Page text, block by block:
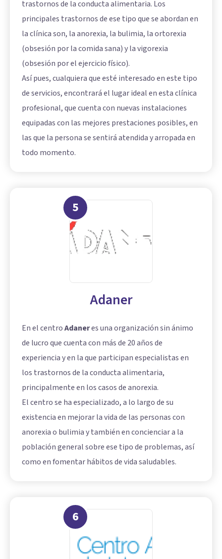
trastornos de la conducta alimentaria. Los
principales trastornos de ese tipo que se abordan en
la clínica son, la anorexia, la bulimia, la ortorexia
(obsesión por la comida sana) y lavigorexia
(obsesión por el ejercicio físico).
Así pues, cualquiera que esté interesado en este tipo
de servicios, encontrará el lugar ideal en esta clínica
profesional, que cuenta con nuevas instalaciones
equipadas con las mejores prestaciones posibles, en
las que la persona se sentirá atendida y arropada en
todo momento.
5
Adaner
En el centroAdaneres una organización sin ánimo
de lucro que cuenta con más de 20 años de
experiencia y en la que participan especialistas en
los trastornos de la conducta alimentaria,
principalmente en los casos de anorexia.
El centro se ha especializado, a lo largo de su
existencia en mejorar la vida de las personas con
anorexia o bulimia y también en concienciar a la
población general sobre ese tipo de problemas, así
como en fomentar hábitos de vida saludables.
6